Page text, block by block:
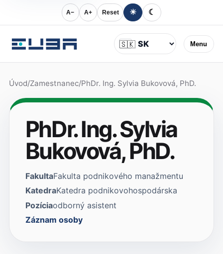
A− A+ Reset ☀ ☾
Menu
Jazyk
🇸🇰
Úvod/Zamestnanec/PhDr. Ing. Sylvia Bukovová, PhD.
PhDr. Ing. Sylvia
Bukovová, PhD.
FakultaFakulta podnikového manažmentu
KatedraKatedra podnikovohospodárska
Pozíciaodborný asistent
Záznam osoby